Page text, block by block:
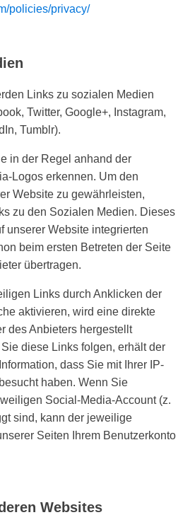
policies/privacy/
Links zu sozialen Medien
Twitter, Google+, Instagram,
Tumblr).
in der Regel anhand der
Logos erkennen. Um den
Website zu gewährleisten,
zu den Sozialen Medien. Dieses
unserer Website integrierten
beim ersten Betreten der Seite
übertragen.
Links durch Anklicken der
aktivieren, wird eine direkte
des Anbieters hergestellt
diese Links folgen, erhält der
dass Sie mit Ihrer IP-
haben. Wenn Sie
Social-Media-Account (z.
sind, kann der jeweilige
Seiten Ihrem Benutzerkonto
Websites